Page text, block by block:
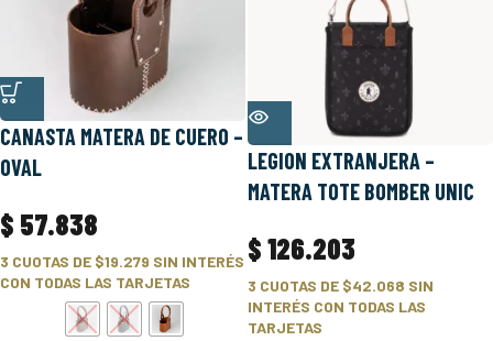
CANASTA MATERA DE CUERO –
OVAL
$ 57.838
3 CUOTAS DE $19.279 SIN INTERÉS
CON TODAS LAS TARJETAS
LEGION EXTRANJERA –
MATERA TOTE BOMBER UNIC
$126.203
3 CUOTAS DE $42.068 SIN
INTERÉS CON TODAS LAS
TARJETAS